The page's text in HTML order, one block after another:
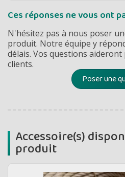
Ces réponses ne vous ont
N'hésitez pas à nous poser
produit. Notre équipe y
délais. Vos questions
clients.
Poser une
Accessoire(s)
produit